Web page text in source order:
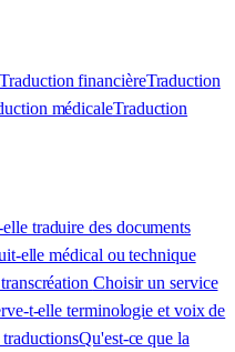
Traduction financièreTraduction
médicaleTraduction
traduire des documents
elle médical ou technique
Choisir un service
t-elle terminologie et voix de
Qu'est-ce que la